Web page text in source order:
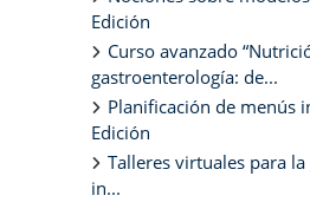
Edición
Curso avanzado
gastroenterología: de...
Planificación de menús
Edición
Talleres virtuales para
in...